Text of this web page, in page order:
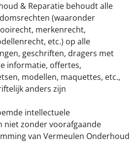
& Reparatie behoudt alle
(waaronder
merkenrecht,
etc.) op alle
geschriften, dragers met
informatie, offertes,
modellen, maquettes, etc.,
anders zijn
intellectuele
niet zonder voorafgaande
van Vermeulen Onderhoud